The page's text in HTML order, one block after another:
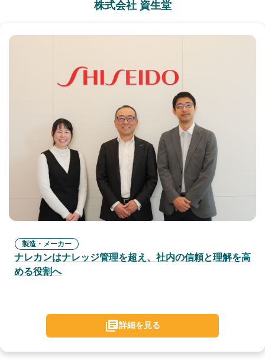
株式会社 資生堂
製造・メーカー
ナレカンはナレッジ管理を超え、社内の信頼と理解を高
める役割へ
詳細を見る